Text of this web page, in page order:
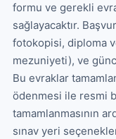
formu ve gerekli
sağlayacaktır.
fotokopisi, diploma
mezuniyeti), ve
Bu evraklar
ödenmesi ile resmi
tamamlanmasının
sınav yeri